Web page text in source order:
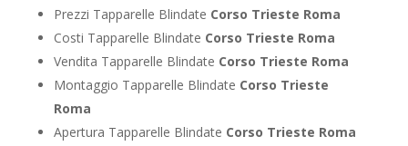
Prezzi Tapparelle Blindate Corso Trieste Roma
Costi Tapparelle Blindate Corso Trieste Roma
Vendita Tapparelle Blindate Corso Trieste Roma
Montaggio Tapparelle Blindate Corso Trieste
Roma
Apertura Tapparelle Blindate Corso Trieste Roma